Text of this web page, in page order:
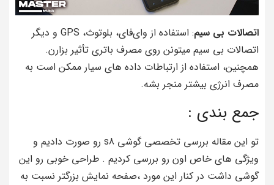
اتصالات بی سیم
: استفاده از وای‌فای، بلوتوث، GPS و دیگر
اتصالات بی سیم میتونن روی مصرف باتری تأثیر بزارن.
همچنین، استفاده از ارتباطات داده‌ های سیار ممکن است به
مصرف انرژی بیشتر منجر بشه.
جمع بندی :
تو این مقاله بررسی تخصصی گوشی s8 رو صورت دادیم و
ویژگی های خاص اون رو بررسی کردیم . طراحی خوبی رو این
گوشی داشت در کنار این مورد ،صفحه نمایش بزرگتر نسبت به